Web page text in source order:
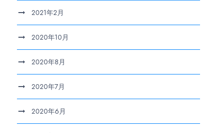
2021年2月
2020年10月
2020年8月
2020年7月
2020年6月